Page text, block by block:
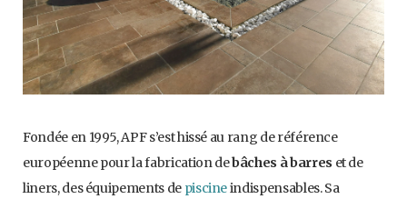
Fondée en 1995, APF s’est hissé au rang de référence
européenne pour la fabrication debâches à barres et de
liners, des équipements de piscineindispensables. Sa